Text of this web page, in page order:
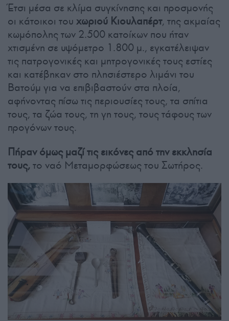
Έτσι μέσα σε κλίμα συγκίνησης και προσμονής
οι κάτοικοι του χωριού Κιουλαπέρτ, της ακμαίας
κωμόπολης των 2.500 κατοίκων που ήταν
χτισμένη σε υψόμετρο 1.800 μ., εγκατέλειψαν
τις πατρογονικές και μητρογονικές τους εστίες
και κατέβηκαν στο πλησιέστερο λιμάνι του
Βατούμ για να επιβιβαστούν στα πλοία,
αφήνοντας πίσω τις περιουσίες τους, τα σπίτια
τους, τα ζώα τους, τη γη τους, τους τάφους των
προγόνων τους.
Πήραν όμως μαζί τις εικόνες από την εκκλησία
τους,το ναό Μεταμορφώσεως του Σωτήρος.